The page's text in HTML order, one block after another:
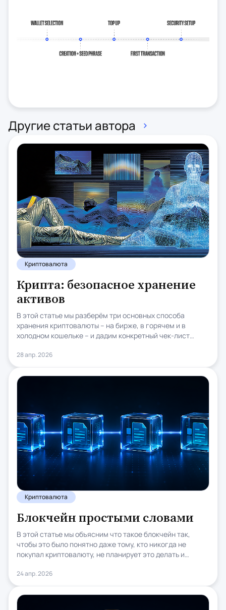
Другие статьи автора
Криптовалюта
Крипта: безопасное хранение
активов
В этой статье мы разберём три основных способа
хранения криптовалюты – на бирже, в горячем и в
холодном кошельке – и дадим конкретный чек-лист
оперируете.
28 апр. 2026
Криптовалюта
Блокчейн простыми словами
В этой статье мы объясним что такое блокчейн так,
чтобы это было понятно даже тому, кто никогда не
покупал криптовалюту, не планирует это делать и
технического жаргона. С примерами из повседневной
жизни. И с ответами на вопросы, которые вы, скорее
всего, уже давно хотели задать кому-нибудь, но
стеснялись, потому что вокруг все делают вид, что
24 апр. 2026